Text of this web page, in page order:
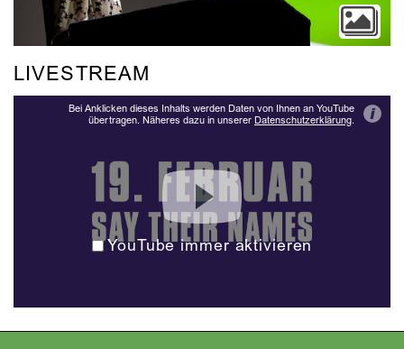
LIVESTREAM
Bei Anklicken dieses Inhalts werden Daten von Ihnen an YouTube
übertragen. Näheres dazu in unserer Datenschutzerklärung. i
YouTube immer aktivieren